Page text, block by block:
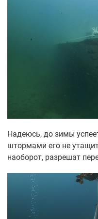
Надеюсь, до зимы
штормами его не
наоборот, разрешат